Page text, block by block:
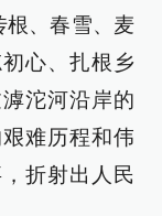
根、春雪、麦
心、扎根乡
沱河沿岸的
难历程和伟
折射出人民